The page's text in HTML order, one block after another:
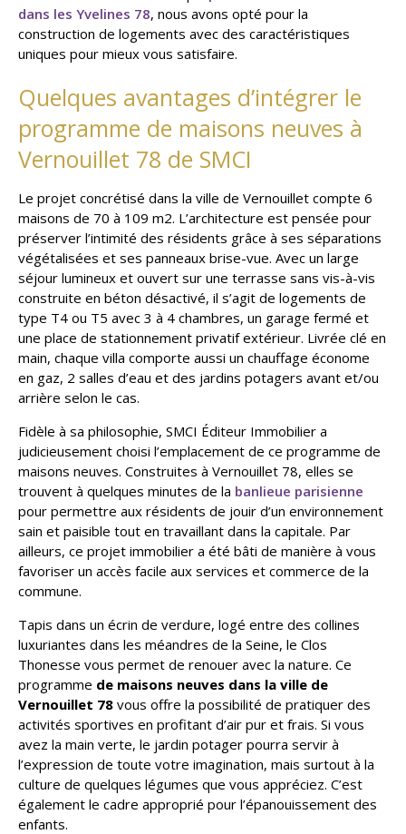
dans les Yvelines 78, nous avons opté pour la
construction de logements avec des caractéristiques
uniques pour mieux vous satisfaire.
Quelques avantages d’intégrer le
programme de maisons neuves à
Vernouillet 78 de SMCI
Le projet concrétisé dans la ville de Vernouillet compte 6
maisons de 70 à 109 m2. L’architecture est pensée pour
préserver l’intimité des résidents grâce à ses séparations
végétalisées et ses panneaux brise-vue. Avec un large
séjour lumineux et ouvert sur une terrasse sans vis-à-vis
construite en béton désactivé, il s’agit de logements de
type T4 ou T5 avec 3 à 4 chambres, un garage fermé et
une place de stationnement privatif extérieur. Livrée clé en
main, chaque villa comporte aussi un chauffage économe
en gaz, 2 salles d’eau et des jardins potagers avant et/ou
arrière selon le cas.
Fidèle à sa philosophie, SMCI Éditeur Immobilier a
judicieusement choisi l’emplacement de ce programme de
maisons neuves. Construites à Vernouillet 78, elles se
trouvent à quelques minutes de la banlieue parisienne
pour permettre aux résidents de jouir d’un environnement
sain et paisible tout en travaillant dans la capitale. Par
ailleurs, ce projet immobilier a été bâti de manière à vous
favoriser un accès facile aux services et commerce de la
commune.
Tapis dans un écrin de verdure, logé entre des collines
luxuriantes dans les méandres de la Seine, le Clos
Thonesse vous permet de renouer avec la nature. Ce
programme de maisons neuves dans la ville de
Vernouillet 78 vous offre la possibilité de pratiquer des
activités sportives en profitant d’air pur et frais. Si vous
avez la main verte, le jardin potager pourra servir à
l’expression de toute votre imagination, mais surtout à la
culture de quelques légumes que vous appréciez. C’est
également le cadre approprié pour l’épanouissement des
enfants.